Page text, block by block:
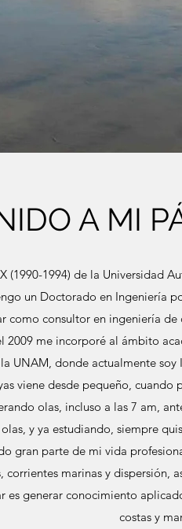
A MI
(1990-1994) de la Universidad
un Doctorado en Ingeniería
como consultor en ingeniería
2009 me incorporé al ámbito
la UNAM, donde actualmente
viene desde pequeño,
olas, incluso a las 7 am,
y ya estudiando, siempre
gran parte de mi vida
corrientes marinas y dispersión,
es generar conocimiento
costas y